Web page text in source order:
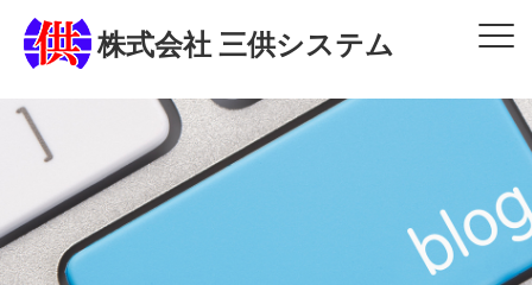
株式会社 三供システム